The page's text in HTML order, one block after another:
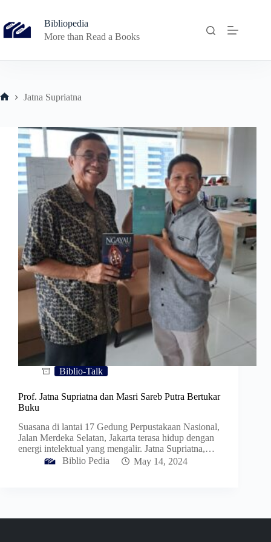
content
Bibliopedia
More than Read a Books
Jatna Supriatna
Biblio-Talk
Prof. Jatna Supriatna dan Masri Sareb Putra Bertukar
Buku
Suasana di lantai 17 Gedung Perpustakaan Nasional,
Jalan Merdeka Selatan, Jakarta terasa hidup dengan
energi intelektual yang mengalir. Jatna Supriatna,…
Biblio Pedia
May 14, 2024